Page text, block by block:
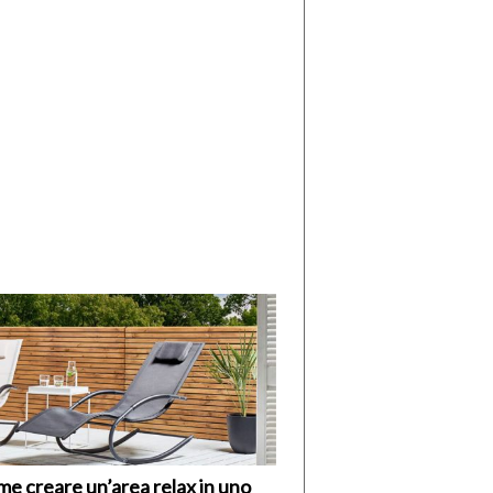
creare un’area relax in uno
di
I
Vespri